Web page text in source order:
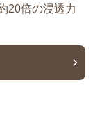
20倍の浸透力